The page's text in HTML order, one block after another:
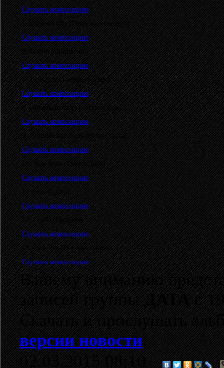
Слушать композицию
5. Hüljatud laps (Отверженное дитя)
Слушать композицию
6. Triivin (Дрейфую)
Слушать композицию
7. Turbajärv (Торфяное озеро)
Слушать композицию
8. Hingede defilee (Шествие душ)
Слушать композицию
9. Hirmude küüsis (В когтях страха)
Слушать композицию
10. Sinu surm (Смерть твоя)
Слушать композицию
11. Lein (Траур)
Слушать композицию
12. Looda (Надейся)
Слушать композицию
13. Öine riik (Ночная страна)
Слушать композицию
Вашему вниманию
записей группыДАТАс
Скачать и прослушать
версии новости.
02.03.2015 08:10